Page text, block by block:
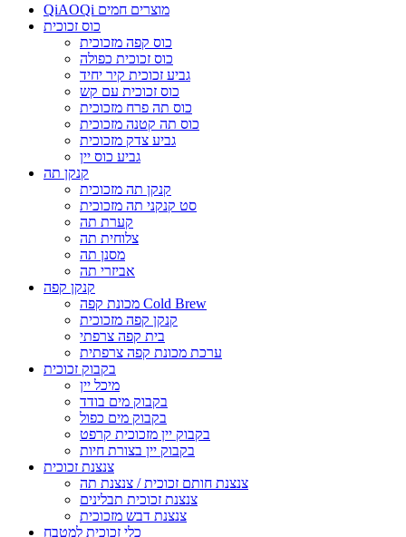
QiAOQi מוצרים חמים
כוס זכוכית
כוס קפה מזכוכית
כוס זכוכית כפולה
גביע זכוכית קיר יחיד
כוס זכוכית עם קש
כוס תה פרח מזכוכית
כוס תה קטנה מזכוכית
גביע צדק מזכוכית
גביע כוס יין
קנקן תה
קנקן תה מזכוכית
סט קנקני תה מזכוכית
קערת תה
צלוחית תה
מסנן תה
אביזרי תה
קנקן קפה
מכונת קפה Cold Brew
קנקן קפה מזכוכית
בית קפה צרפתי
ערכת מכונת קפה צרפתית
בקבוק זכוכית
מיכל יין
בקבוק מים בודד
בקבוק מים כפול
בקבוק יין מזכוכית קרפט
בקבוק יין בצורת חיות
צנצנת זכוכית
צנצנת חותם זכוכית / צנצנת תה
צנצנת זכוכית תבלינים
צנצנת דבש מזכוכית
כלי זכוכית למטבח